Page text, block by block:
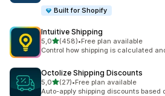
Built for Shopify
Intuitive Shipping
5,0stelle su 5
(458)
458 recensioni totali
•Free plan available
Control how shipping is calculated
Octolize Shipping Discounts
5,0stelle su 5
(27)
27 recensioni totali
•Free plan available
Auto-apply shipping discounts based